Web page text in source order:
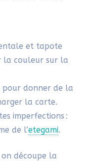
terminée, il ne
de Noël de
l’art de
que l’image. Il